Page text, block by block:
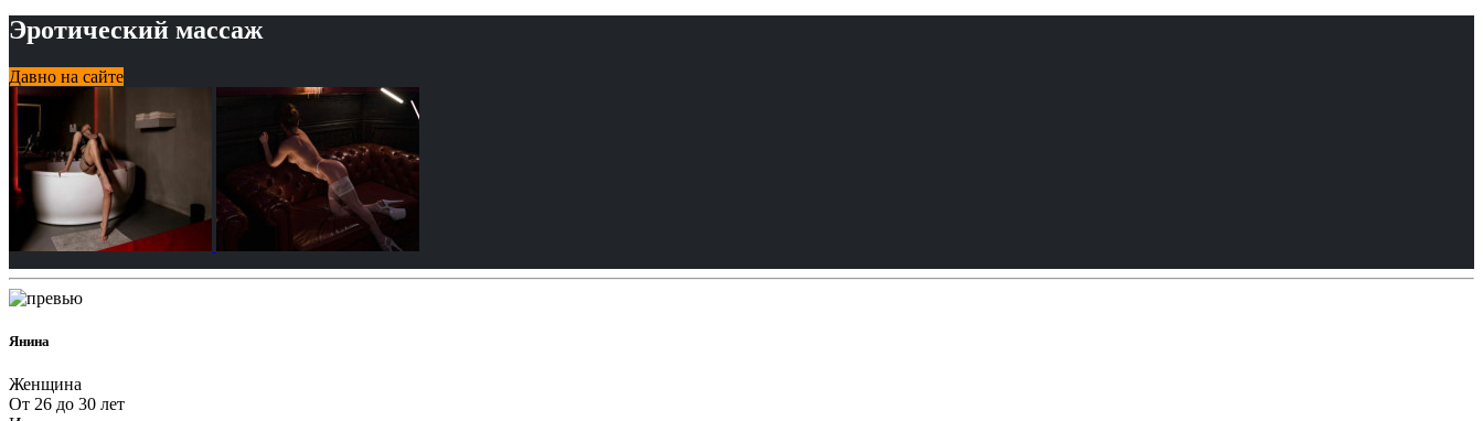
Эротический массаж
Давно на сайте
Янина
Женщина
От 26 до 30 лет